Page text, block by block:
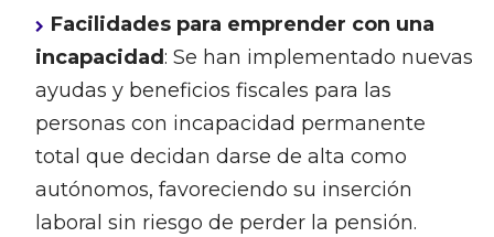
Facilidades para emprender con una
incapacidad: Se han implementado nuevas
ayudas y beneficios fiscales para las
personas con incapacidad permanente
total que decidan darse de alta como
autónomos, favoreciendo su inserción
laboral sin riesgo de perder la pensión.